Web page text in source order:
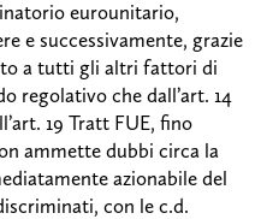
eurounitario,
e successivamente, grazie
a tutti gli altri fattori di
regolativo che dall’art. 14
19 Tratt FUE, fino
ammette dubbi circa la
azionabile del
con le c.d.